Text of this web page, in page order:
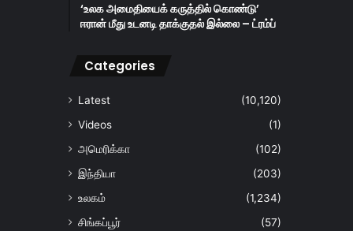
‘உலக அமைதியைக் கருத்தில் கொண்டு’
ஈரான் மீது உடனடி தாக்குதல் இல்லை – ட்ரம்ப்
Categories
Latest
(10,120)
Videos
(1)
அமெரிக்கா
(102)
இந்தியா
(203)
உலகம்
(1,234)
சிங்கப்பூர்
(57)